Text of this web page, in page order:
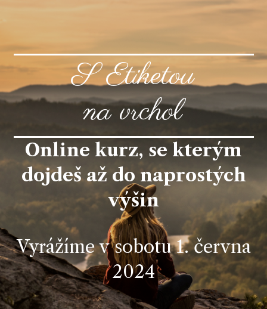
S Etiketou
na vrchol
Online kurz, se kterým
dojdeš až do naprostých
výšin
Vyrážíme v sobotu 1. června
2024